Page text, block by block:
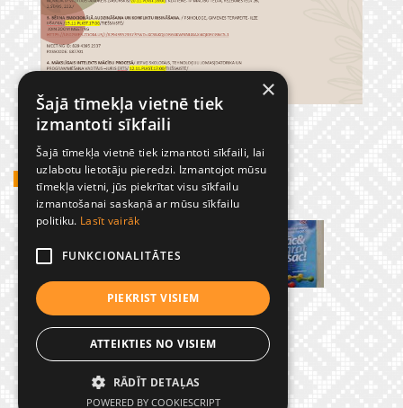
GADĪJUMBILDES
© Preiļu 1. pamatskola
×
Šajā tīmekļa vietnē tiek
izmantoti sīkfaili
Šajā tīmekļa vietnē tiek izmantoti sīkfaili, lai
uzlabotu lietotāju pieredzi. Izmantojot mūsu
tīmekļa vietni, jūs piekrītat visu sīkfailu
izmantošanai saskaņā ar mūsu sīkfailu
politiku. Lasīt vairāk
FUNKCIONALITĀTES
PIEKRIST VISIEM
ATTEIKTIES NO VISIEM
RĀDĪT DETAĻAS
POWERED BY COOKIESCRIPT